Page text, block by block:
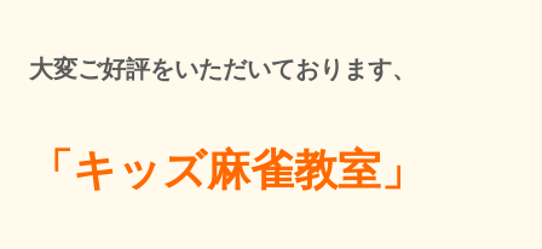
大変ご好評をいただいております、
「キッズ麻雀教室」